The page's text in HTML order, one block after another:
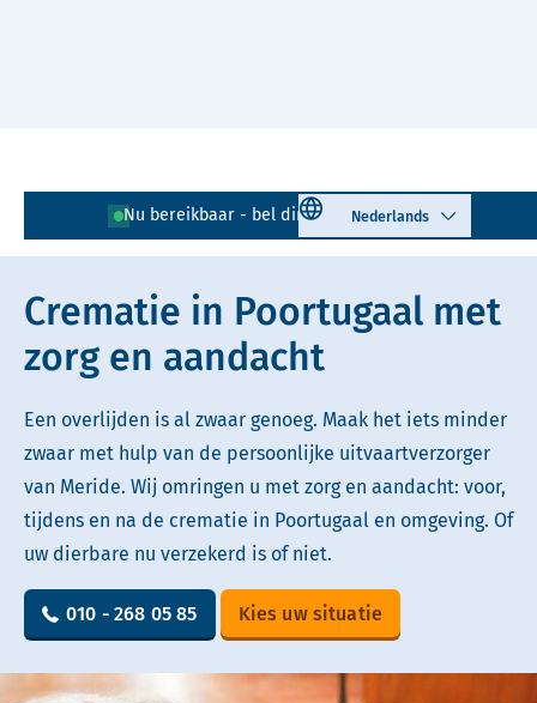
Nu bereikbaar - bel direct! 010 - 268 05 85
Select language
Lees voor Uitleg woorden
Simpele tekst
Crematie in Poortugaal met
zorg en aandacht
Een overlijden is al zwaar genoeg. Maak het iets minder
zwaar met hulp van de persoonlijke uitvaartverzorger
van Meride. Wij omringen u met zorg en aandacht: voor,
tijdens en na de crematie in Poortugaal en omgeving. Of
uw dierbare nu verzekerd is of niet.
010 - 268 05 85 Kies uw situatie